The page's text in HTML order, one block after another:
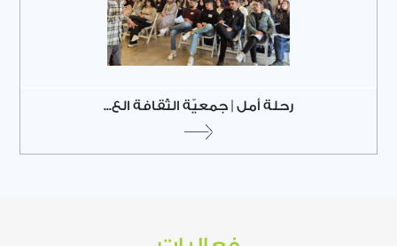
رحلة أمل | جمعيّة الثّقافة الع...